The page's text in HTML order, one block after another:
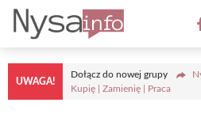
Przejdź
treści
UWAGA!
Dołącz do nowej grupy
Kupię | Zamienię | Praca